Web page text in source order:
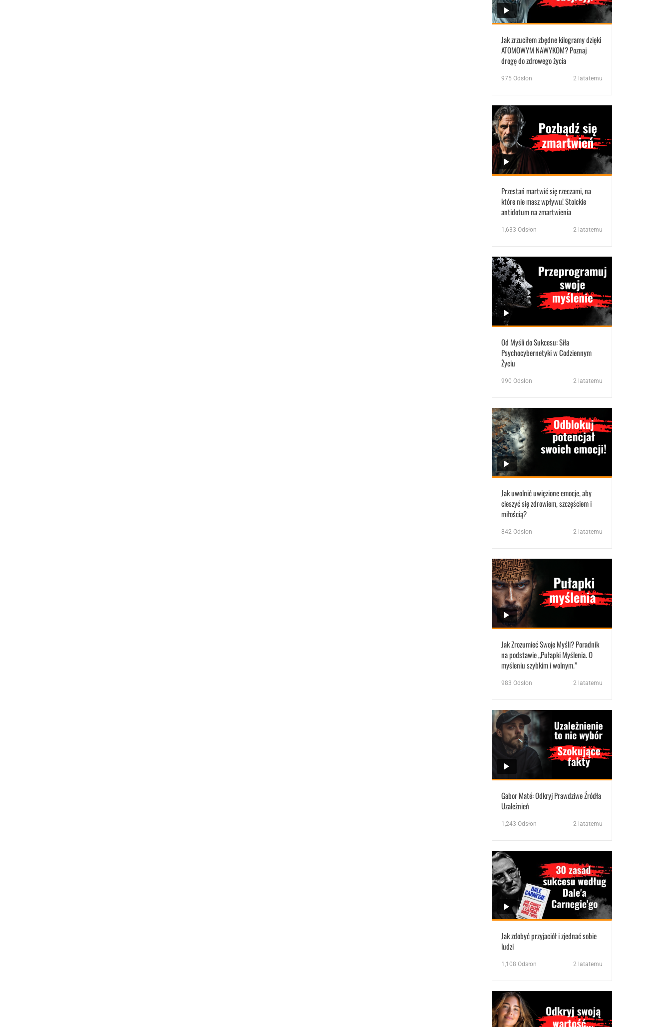
Jak zrzuciłem zbędne kilogramy dzięki
ATOMOWYM NAWYKOM? Poznaj
drogę do zdrowego życia
975 Odsłon 2 latatemu
Przestań martwić się rzeczami, na
które nie masz wpływu! Stoickie
antidotum na zmartwienia
1,633 Odsłon 2 latatemu
Od Myśli do Sukcesu: Siła
Psychocybernetyki w Codziennym
Życiu
990 Odsłon 2 latatemu
Jak uwolnić uwięzione emocje, aby
cieszyć się zdrowiem, szczęściem i
miłością?
842 Odsłon 2 latatemu
Jak Zrozumieć Swoje Myśli? Poradnik
na podstawie „Pułapki Myślenia. O
myśleniu szybkim i wolnym.”
983 Odsłon 2 latatemu
Gabor Maté: Odkryj Prawdziwe Źródła
Uzależnień
1,243 Odsłon 2 latatemu
Jak zdobyć przyjaciół i zjednać sobie
ludzi
1,108 Odsłon 2 latatemu